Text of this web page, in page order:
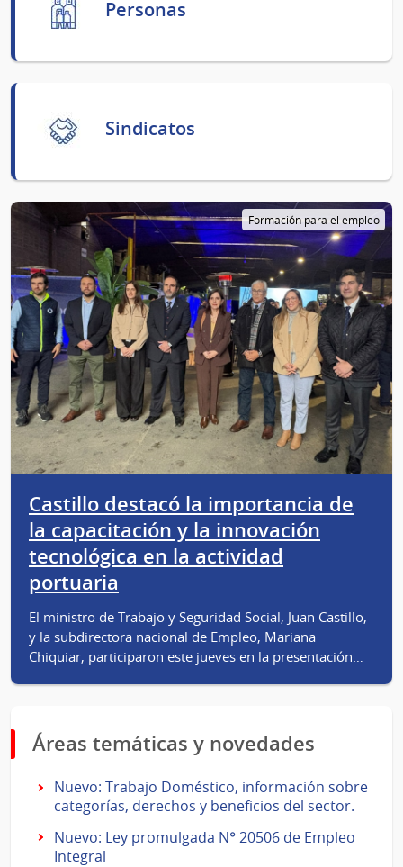
Personas
Sindicatos
Formación para el empleo
Castillo destacó la importancia de
la capacitación y la innovación
tecnológica en la actividad
portuaria
El ministro de Trabajo y Seguridad Social, Juan Castillo,
y la subdirectora nacional de Empleo, Mariana
Chiquiar, participaron este jueves en la presentación…
Áreas temáticas y novedades
Nuevo: Trabajo Doméstico, información sobre
categorías, derechos y beneficios del sector.
Nuevo: Ley promulgada N° 20506 de Empleo
Integral